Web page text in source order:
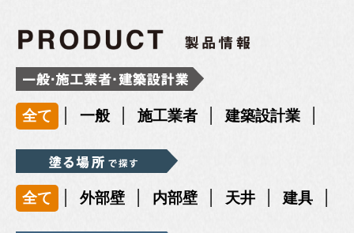
全て | 一般 | 施工業者 | 建築設計業 |
全て | 外部壁 | 内部壁 | 天井 | 建具 |